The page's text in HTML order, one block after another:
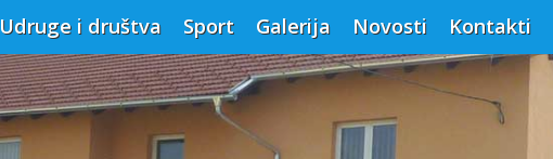
Udruge i društva Sport Galerija Novosti Kontakti